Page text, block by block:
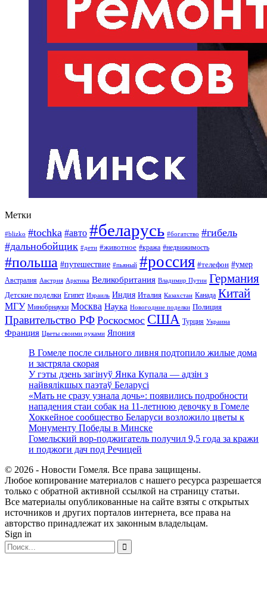
Метки
#blizko #tochka #авто #беларусь #богатство #гибель
#дальнобойщик #дети #животное #кража #недвижимость
#польша #путешествие #пьяный #россия #телефон #умер
Австралия Австрия Арктика Великобритания Владимир Путин Германия
Детские поделки Египет Израиль Индия Италия Казахстан Канада Китай
МГУ Минобрнауки Москва Наука Новогодние поделки Полиция
Правительство РФ Роскосмос США Турция Украина
Франция Цветы своими руками Япония
В Гомеле после сильного ливня подтопило жилые дома
и застряла скорая
У гэты дзень загінуў Янка Купала — адзін з
найвялікшых паэтаў Беларусі
«Мать не сразу узнала дочь»: появились подробности
нападения стаи собак на 11-летнюю девочку в Гомеле
Хоккейное сообщество Беларуси возложило цветы к
Монументу Победы в Минске
Гомельский вор-поджигатель получил 9,5 года за кражи
и поджоги дач под Речицей
© 2026 - Новости Гомеля. Все права защищены.
Любое копирование материалов с нашего ресурса разрешается
только с обратной активной ссылкой на страницу статьи.
Все материалы опубликованные на сайте взяты с открытых
источников и других порталов интернета, все права на
авторство принадлежат их законным владельцам.
Sign in